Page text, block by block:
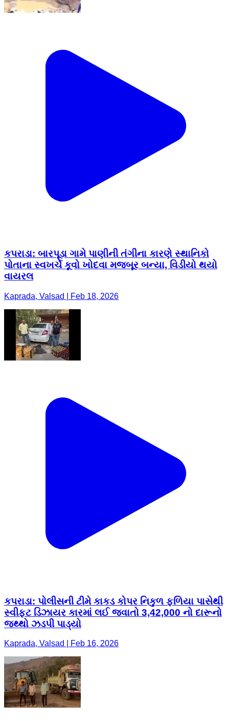
કપરાડા: બારપૂડા ગામે પાણીની તંગીના કારણે સ્થાનિકો
પોતાના સ્વખર્ચે કૂવો ખોદવા મજબૂર બન્યા, વિડીયો થયો
વાયરલ
Kaprada, Valsad | Feb 18, 2026
કપરાડા: પોલીસની ટીમે કાકડ કોપર નિકુળ ફળિયા પાસેથી
સ્વીફ્ટ ડિઝાયર કારમાં લઈ જવાતો 3,42,000 નો દારૂનો
જથ્થો ઝડપી પાડ્યો
Kaprada, Valsad | Feb 16, 2026